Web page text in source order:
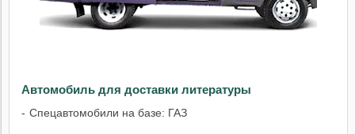
Автомобиль для доставки литературы
Спецавтомобили на базе: ГАЗ